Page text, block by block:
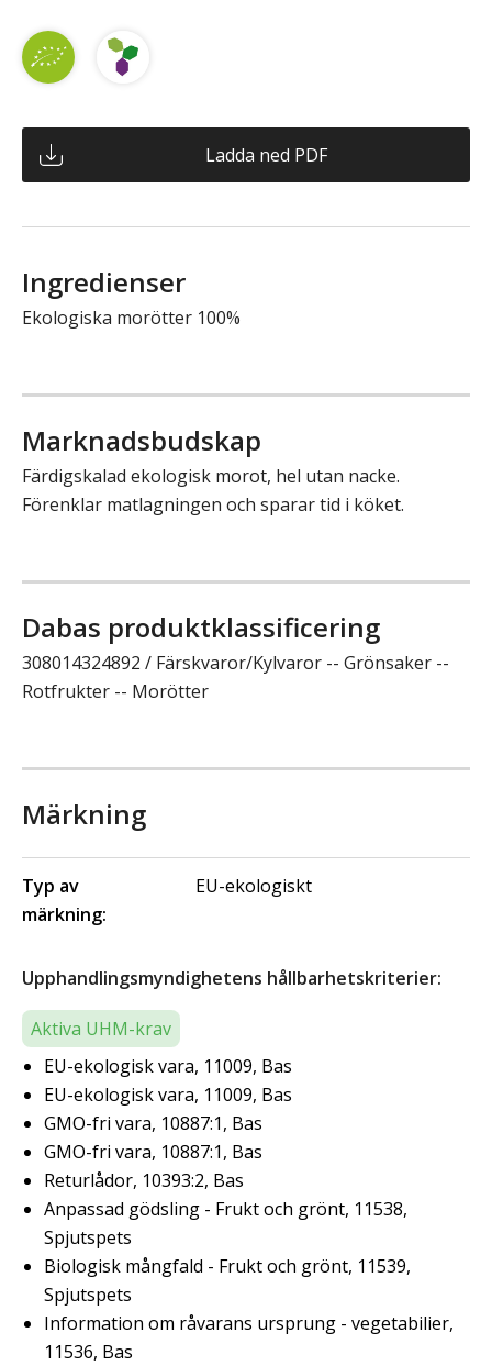
Ladda ned PDF
Ingredienser
Ekologiska morötter 100%
Marknadsbudskap
Färdigskalad ekologisk morot, hel utan nacke.
Förenklar matlagningen och sparar tid i köket.
Dabas produktklassificering
308014324892 / Färskvaror/Kylvaror -- Grönsaker --
Rotfrukter -- Morötter
Märkning
Typ av
märkning:
EU-ekologiskt
Upphandlingsmyndighetens hållbarhetskriterier:
Aktiva UHM-krav
EU-ekologisk vara, 11009, Bas
EU-ekologisk vara, 11009, Bas
GMO-fri vara, 10887:1, Bas
GMO-fri vara, 10887:1, Bas
Returlådor, 10393:2, Bas
Anpassad gödsling - Frukt och grönt, 11538,
Spjutspets
Biologisk mångfald - Frukt och grönt, 11539,
Spjutspets
Information om råvarans ursprung - vegetabilier,
11536, Bas